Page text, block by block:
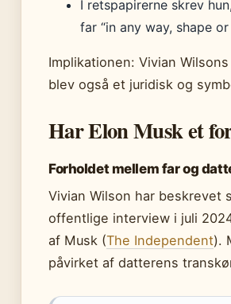
I retspapirerne skrev
far “in any way, shape
Implikationen: Vivian
blev også et juridisk og
Har Elon Musk et
Forholdet mellem far og
Vivian Wilson har
offentlige interview i juli
af Musk (The Independent).
påvirket af datterens